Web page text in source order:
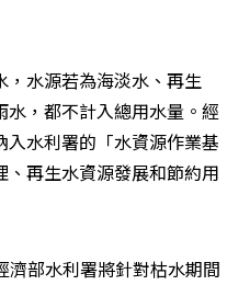
水源若為海淡水、再生
，都不計入總用水量。經
水利署的「水資源作業基
再生水資源發展和節約用
濟部水利署將針對枯水期間